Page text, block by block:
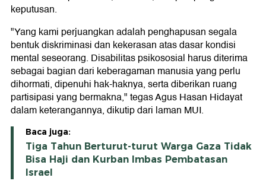
keputusan.
"Yang kami perjuangkan adalah penghapusan segala
bentuk diskriminasi dan kekerasan atas dasar kondisi
mental seseorang. Disabilitas psikososial harus diterima
sebagai bagian dari keberagaman manusia yang perlu
dihormati, dipenuhi hak-haknya, serta diberikan ruang
partisipasi yang bermakna," tegas Agus Hasan Hidayat
dalam keterangannya, dikutip dari laman MUI.
Baca juga:
Tiga Tahun Berturut-turut Warga Gaza Tidak
Bisa Haji dan Kurban Imbas Pembatasan
Israel